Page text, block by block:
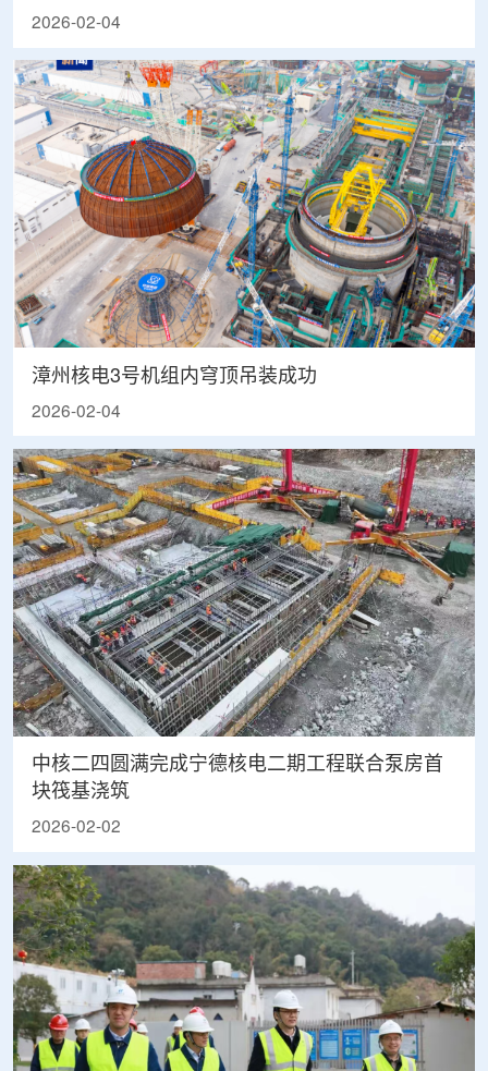
2026-02-04
漳州核电3号机组内穹顶吊装成功
2026-02-04
中核二四圆满完成宁德核电二期工程联合泵房首
块筏基浇筑
2026-02-02